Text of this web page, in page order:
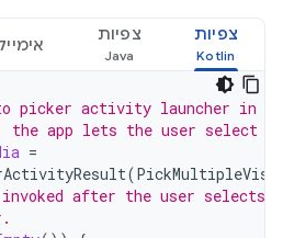
צפיות צפיות
picker activity launcher in
the app lets the user select
=
(
after the user selects